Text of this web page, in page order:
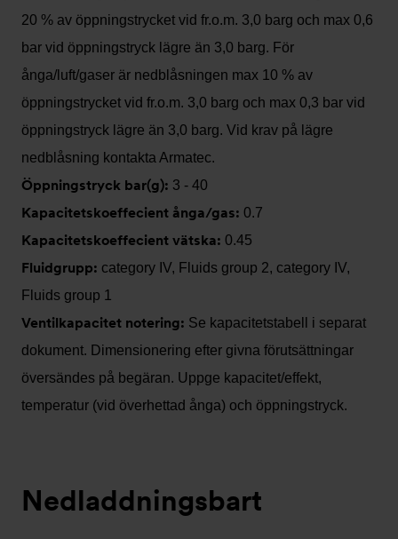
20 % av öppningstrycket vid fr.o.m. 3,0 barg och max 0,6
bar vid öppningstryck lägre än 3,0 barg. För
ånga/luft/gaser är nedblåsningen max 10 % av
öppningstrycket vid fr.o.m. 3,0 barg och max 0,3 bar vid
öppningstryck lägre än 3,0 barg. Vid krav på lägre
nedblåsning kontakta Armatec.
Öppningstryck bar(g): 3 - 40
Kapacitetskoeffecient ånga/gas: 0.7
Kapacitetskoeffecient vätska: 0.45
Fluidgrupp: category IV, Fluids group 2, category IV,
Fluids group 1
Ventilkapacitet notering: Se kapacitetstabell i separat
dokument. Dimensionering efter givna förutsättningar
översändes på begäran. Uppge kapacitet/effekt,
temperatur (vid överhettad ånga) och öppningstryck.
Nedladdningsbart